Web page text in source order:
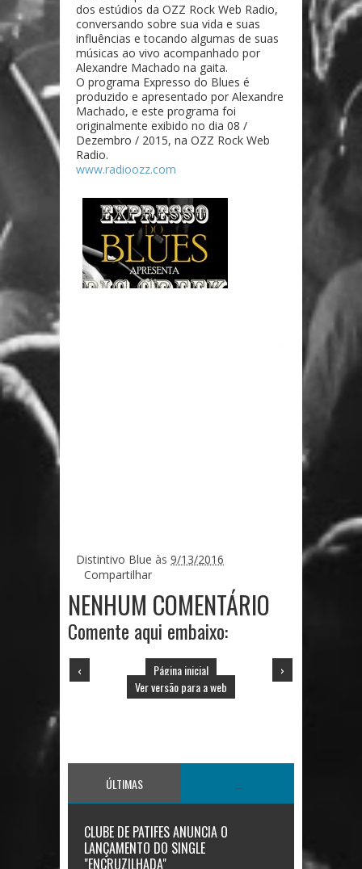
dos estúdios da OZZ Rock Web Radio,
conversando sobre sua vida e suas
influências e tocando algumas de suas
músicas ao vivo acompanhado por
Alexandre Machado na gaita.
O programa Expresso do Blues é
produzido e apresentado por Alexandre
Machado, e este programa foi
originalmente exibido no dia 08 /
Dezembro / 2015, na OZZ Rock Web
Radio.
www.radioozz.com
Distintivo Blue às 9/13/2016
Compartilhar
NENHUM COMENTÁRIO
Comente aqui embaixo:
‹ ›
Página inicial
Ver versão para a web
ÚLTIMAS
CLUBE DE PATIFES ANUNCIA O
LANÇAMENTO DO SINGLE
"ENCRUZILHADA"